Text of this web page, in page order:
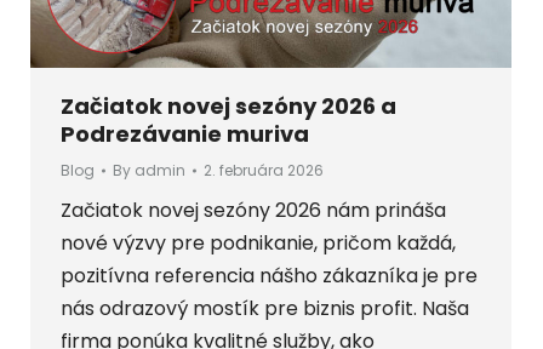
Začiatok novej sezóny 2026 a
Podrezávanie muriva
Blog By admin 2. februára 2026
Začiatok novej sezóny 2026 nám prináša
nové výzvy pre podnikanie, pričom každá,
pozitívna referencia nášho zákazníka je pre
nás odrazový mostík pre biznis profit. Naša
firma ponúka kvalitné služby, ako